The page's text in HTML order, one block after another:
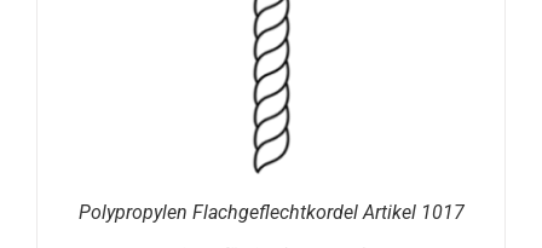
Polypropylen Flachgeflechtkordel Artikel 1017